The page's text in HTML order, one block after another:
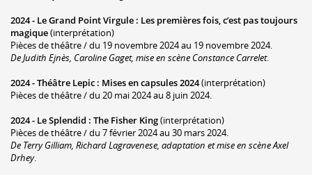
2024 - Le Grand Point Virgule : Les premières fois, c’est pas toujours
magique(interprétation)
Pièces de théâtre / du 19 novembre 2024 au 19 novembre 2024.
De Judith Ejnès, Caroline Gaget, mise en scène Constance Carrelet.
2024 -Théâtre Lepic : Mises en capsules 2024(interprétation)
Pièces de théâtre / du 20 mai 2024 au 8 juin 2024.
2024 - Le Splendid : The Fisher King(interprétation)
Pièces de théâtre / du 7 février 2024 au 30 mars 2024.
De Terry Gilliam, Richard Lagravenese, adaptation et mise en scène Axel
Drhey.